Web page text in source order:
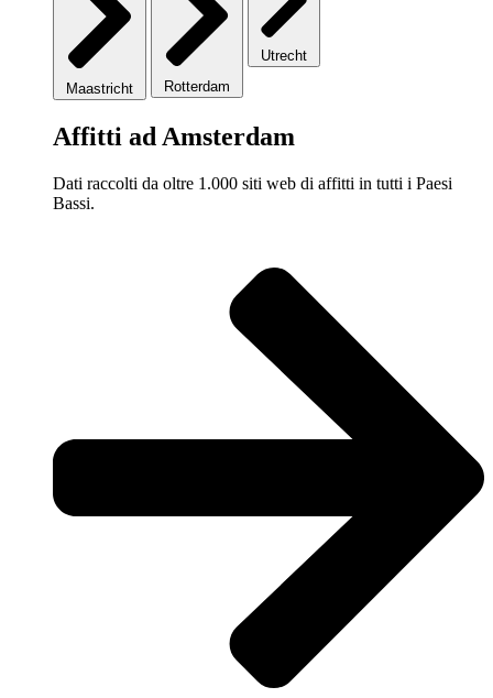
Maastricht Rotterdam
Utrecht
Affitti ad Amsterdam
Dati raccolti da oltre 1.000 siti web di affitti in tutti i Paesi
Bassi.